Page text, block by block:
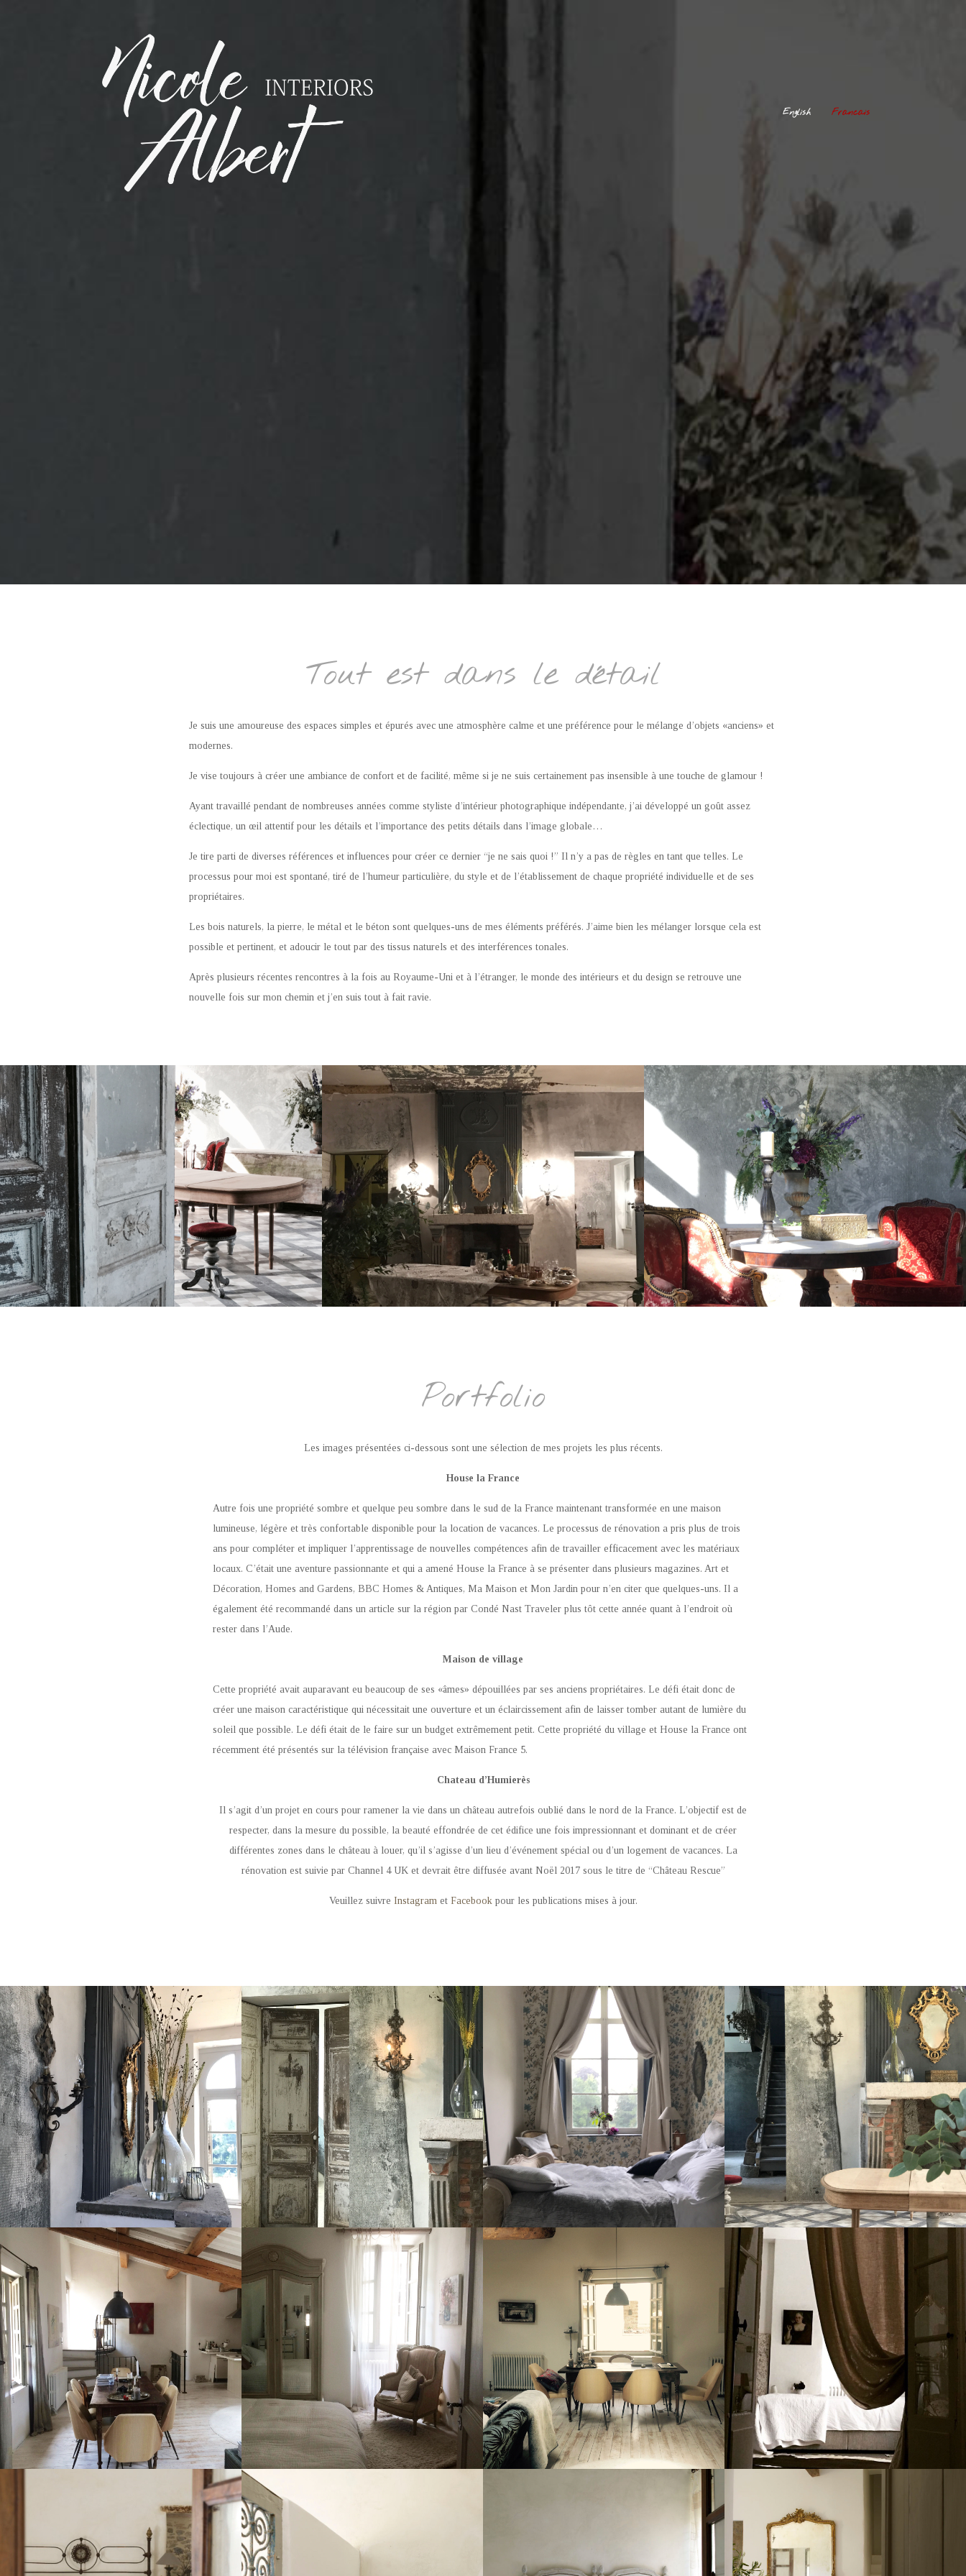
English Francais
Tout est dans le détail
Je suis une amoureuse des espaces simples et épurés avec une atmosphère calme et une préférence pour le mélange d’objets «anciens» et
modernes.
Je vise toujours à créer une ambiance de confort et de facilité, même si je ne suis certainement pas insensible à une touche de glamour !
Ayant travaillé pendant de nombreuses années comme styliste d’intérieur photographique indépendante, j’ai développé un goût assez
éclectique, un œil attentif pour les détails et l’importance des petits détails dans l’image globale…
Je tire parti de diverses références et influences pour créer ce dernier “je ne sais quoi !” Il n’y a pas de règles en tant que telles. Le
processus pour moi est spontané, tiré de l’humeur particulière, du style et de l’établissement de chaque propriété individuelle et de ses
propriétaires.
Les bois naturels, la pierre, le métal et le béton sont quelques-uns de mes éléments préférés. J’aime bien les mélanger lorsque cela est
possible et pertinent, et adoucir le tout par des tissus naturels et des interférences tonales.
Après plusieurs récentes rencontres à la fois au Royaume-Uni et à l’étranger, le monde des intérieurs et du design se retrouve une
nouvelle fois sur mon chemin et j’en suis tout à fait ravie.
Portfolio
Les images présentées ci-dessous sont une sélection de mes projets les plus récents.
House la France
Autre fois une propriété sombre et quelque peu sombre dans le sud de la France maintenant transformée en une maison
lumineuse, légère et très confortable disponible pour la location de vacances. Le processus de rénovation a pris plus de trois
ans pour compléter et impliquer l’apprentissage de nouvelles compétences afin de travailler efficacement avec les matériaux
locaux. C’était une aventure passionnante et qui a amené House la France à se présenter dans plusieurs magazines. Art et
Décoration, Homes and Gardens, BBC Homes & Antiques, Ma Maison et Mon Jardin pour n’en citer que quelques-uns. Il a
également été recommandé dans un article sur la région par Condé Nast Traveler plus tôt cette année quant à l’endroit où
rester dans l’Aude.
Maison de village
Cette propriété avait auparavant eu beaucoup de ses «âmes» dépouillées par ses anciens propriétaires. Le défi était donc de
créer une maison caractéristique qui nécessitait une ouverture et un éclaircissement afin de laisser tomber autant de lumière du
soleil que possible. Le défi était de le faire sur un budget extrêmement petit. Cette propriété du village et House la France ont
récemment été présentés sur la télévision française avec Maison France 5.
Chateau d’Humierès
Il s’agit d’un projet en cours pour ramener la vie dans un château autrefois oublié dans le nord de la France. L’objectif est de
respecter, dans la mesure du possible, la beauté effondrée de cet édifice une fois impressionnant et dominant et de créer
différentes zones dans le château à louer, qu’il s’agisse d’un lieu d’événement spécial ou d’un logement de vacances. La
rénovation est suivie par Channel 4 UK et devrait être diffusée avant Noël 2017 sous le titre de “Château Rescue”
Veuillez suivre Instagram et Facebook pour les publications mises à jour.